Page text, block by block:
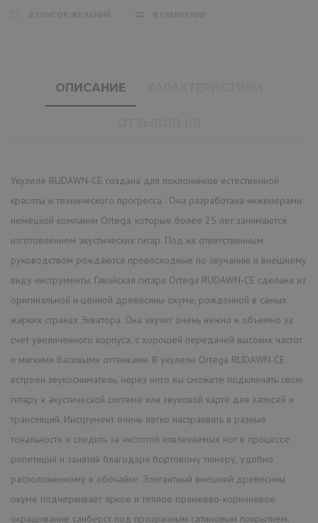
ОПИСАНИЕ
Укулеле RUDAWN-CE создана для поклонников естественной
красоты и технического прогресса . Она разработана инженерами
немецкой компании Ortega, которые более 25 лет занимаются
изготовлением акустических гитар. Под их ответственным
руководством рождаются превосходные по звучанию и внешнему
виду инструменты. Гавайская гитара Ortega RUDAWN-CE сделана из
оригинальной и ценной древесины окуме, рожденной в самых
жарких странах Экватора. Она звучит очень нежно и объемно за
счет увеличенного корпуса, с хорошей передачей высоких частот
и мягкими басовыми оттенками. В укулеле Ortega RUDAWN-CE
встроен звукосниматель, через него вы сможете подключать свою
гитару к акустической системе или звуковой карте для записей и
трансляций. Инструмент очень легко настраивать в разные
тональности и следить за чистотой извлекаемых нот в процессе
репетиций и занятий благодаря бортовому тюнеру, удобно
расположенному в обечайке. Элегантный внешний древесины
окуме подчеркивает яркое и теплое оранжево-коричневое
окрашивание санберст под прозрачным сатиновым покрытием.